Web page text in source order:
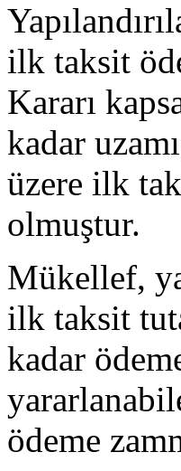
ilk taksit
Kararı
kadar
üzere ilk
olmuştur.
Mükellef,
ilk taksit
kadar
ödeme